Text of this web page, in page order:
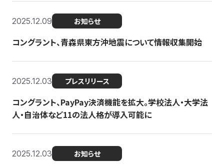
2025.12.09 お知らせ
コングラント、青森県東方沖地震について情報収集開始
2025.12.03 プレスリリース
コングラント、PayPay決済機能を拡大。学校法人・大学法
人・自治体など11の法人格が導入可能に
2025.12.03 お知らせ